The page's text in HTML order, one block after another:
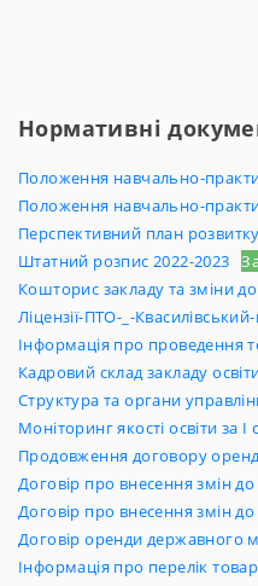
Нормативні
Положення навчально-
Положення навчально-
Перспективний план
Штатний розпис 2022-2023
Кошторис закладу та зміни
Ліцензії-ПТО-_-
Інформація про проведення
Кадровий склад закладу
Структура та органи
Моніторинг якості освіти за
Продовження договору
Договір про внесення змін
Договір про внесення змін
Договір оренди державного
Інформація про перелік